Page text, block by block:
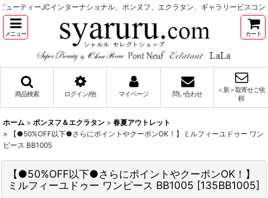
ティーJCインターナショナル、ポンヌフ、エクラタン、ギャラリービスコンテ
メニュー カート
商品検索 ログイン/他 マイページ 問い合わせ
＜新＞取寄せご依
頼
ホーム > ポンヌフ＆エクラタン > 春夏アウトレット
>
【●50%OFF以下●さらにポイントやクーポンOK！】ミルフィーユドゥー ワン
ピース BB1005
【●50%OFF以下●さらにポイントやクーポンOK！】
ミルフィーユドゥー ワンピース BB1005 [135BB1005]